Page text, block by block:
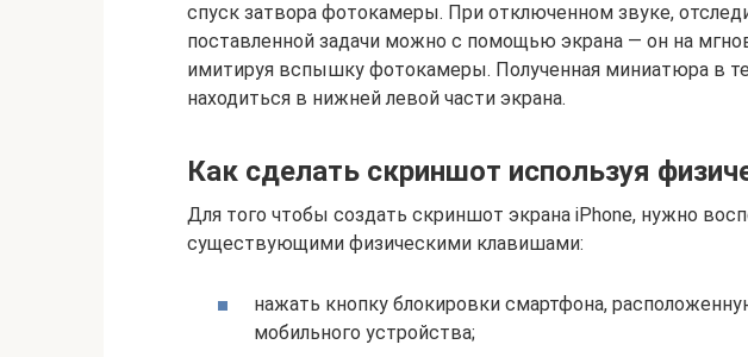
спуск затвора фотокамеры. При отключенном звуке,
поставленной задачи можно с помощью экрана ― он на
имитируя вспышку фотокамеры. Полученная миниатюра в
находиться в нижней левой части экрана.
Как сделать скриншот используя
Для того чтобы создать скриншот экрана iPhone, нужно
существующими физическими клавишами:
нажать кнопку блокировки смартфона,
мобильного устройства;